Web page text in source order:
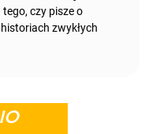
czy pisze o
zwykłych